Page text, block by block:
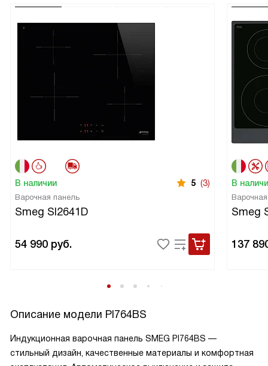
В наличии 5 (3)
Варочная панель
Smeg SI2641D
54 990 руб.
В
Smeg
137
Описание модели PI764BS
Индукционная варочная панель SMEG PI764BS —
стильный дизайн, качественные материалы и комфортная